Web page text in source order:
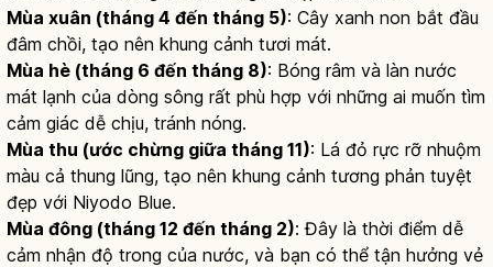
Mùa xuân (tháng 4 đến tháng 5): Cây xanh non bắt đầu
đâm chồi, tạo nên khung cảnh tươi mát.
Mùa hè (tháng 6 đến tháng 8): Bóng râm và làn nước
mát lạnh của dòng sông rất phù hợp với những ai muốn tìm
cảm giác dễ chịu, tránh nóng.
Mùa thu (ước chừng giữa tháng 11): Lá đỏ rực rỡ nhuộm
màu cả thung lũng, tạo nên khung cảnh tương phản tuyệt
đẹp với Niyodo Blue.
Mùa đông (tháng 12 đến tháng 2): Đây là thời điểm dễ
cảm nhận độ trong của nước, và bạn có thể tận hưởng vẻ